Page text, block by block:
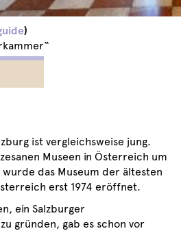
)
ist vergleichsweise jung.
Museen in Österreich um
das Museum der ältesten
erst 1974 eröffnet.
ein Salzburger
gründen, gab es schon vor